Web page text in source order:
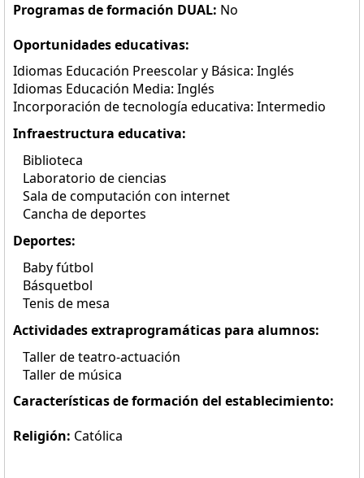
Programas de formación DUAL: No
Oportunidades educativas:
Idiomas Educación Preescolar y Básica: Inglés
Idiomas Educación Media: Inglés
Incorporación de tecnología educativa: Intermedio
Infraestructura educativa:
Biblioteca
Laboratorio de ciencias
Sala de computación con internet
Cancha de deportes
Deportes:
Baby fútbol
Básquetbol
Tenis de mesa
Actividades extraprogramáticas para alumnos:
Taller de teatro-actuación
Taller de música
Características de formación del establecimiento:
Religión: Católica